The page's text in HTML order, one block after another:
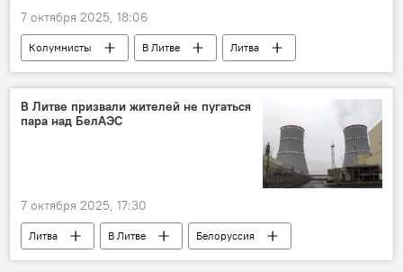
7 октября 2025, 18:06
Колумнисты В Литве
Литва
страны Балтии
Украина
Россия
Ангела Меркель
Политика
Общество
В Литве призвали жителей не пугаться
пара над БелАЭС
7 октября 2025, 17:30
Литва В Литве
Белоруссия
АЭС
Белорусская АЭС